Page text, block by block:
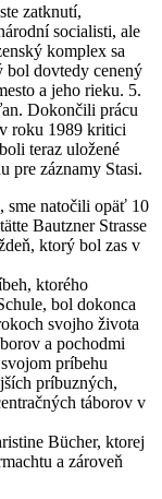
zatknutí,
socialisti, ale
komplex sa
bol dovtedy cenený
a jeho rieku. 5.
Dokončili prácu
roku 1989 kritici
teraz uložené
pre záznamy Stasi.
sme natočili opäť 10
Bautzner Strasse
ktorý bol zas v
ktorého
bol dokonca
svojho života
a pochodmi
príbehu
príbuzných,
táborov v
Bücher, ktorej
a zároveň